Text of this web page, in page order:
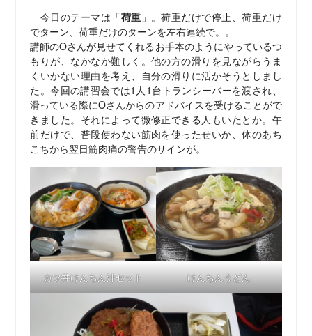
今日のテーマは「荷重 」。荷重だけで停止、荷重だけ
でターン、荷重だけのターンを左右連続で。。
講師のOさんが見せてくれるお手本のようにやっているつ
もりが、なかなか難しく。他の方の滑りを見ながらうま
くいかない理由を考え、自分の滑りに活かそうとしまし
た。今回の講習会では1人1台トランシーバーを渡され、
滑っている際にOさんからのアドバイスを受けることがで
きました。それによって微修正できる人もいたとか。午
前だけで、普段使わない筋肉を使ったせいか、体のあち
こちから翌日筋肉痛の警告のサインが。
カツ丼けんちん汁セット けんちんうどん